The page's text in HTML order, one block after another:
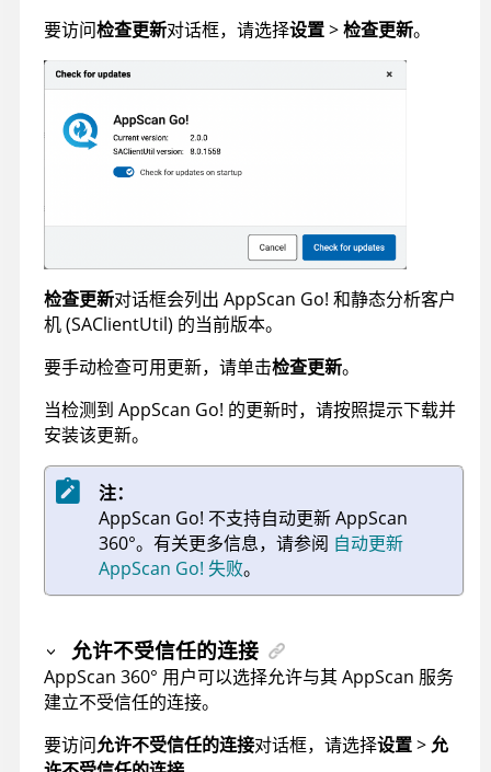
要访问检查更新对话框，请选择设置>检查更新。
检查更新对话框会列出 AppScan Go! 和静态分析客户
机 (SAClientUtil) 的当前版本。
要手动检查可用更新，请单击检查更新。
当检测到 AppScan Go! 的更新时，请按照提示下载并
安装该更新。
注：
AppScan Go! 不支持自动更新AppScan
360°。有关更多信息，请参阅 自动更新
AppScan Go! 失败。
允许不受信任的连接
AppScan 360° 用户可以选择允许与其AppScan 服务
建立不受信任的连接。
要访问允许不受信任的连接对话框，请选择设置>允